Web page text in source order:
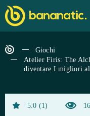
Giochi
Atelier Firis: The
diventare I migliori
5.0 1